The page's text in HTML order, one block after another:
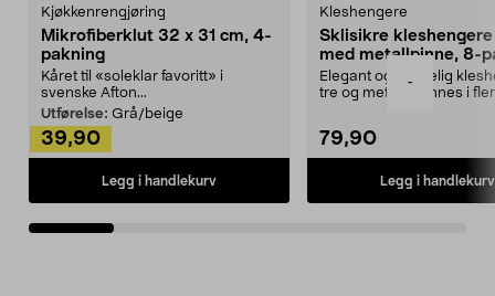
-
Kjøkkenrengjøring
Mikrofiberklut 32 x 31 cm, 4-
pakning
Kåret til «soleklar favoritt» i
svenske Afton...
Utførelse: Grå/beige
39,90
Legg i handlekurv
Kleshengere
Sklisikre
med metallpinne, 8-
Elegant og skikkelig
tre og metall – finnes i
79,90
Legg i handlekurv